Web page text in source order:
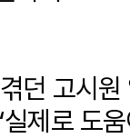
던 고시
제로 도